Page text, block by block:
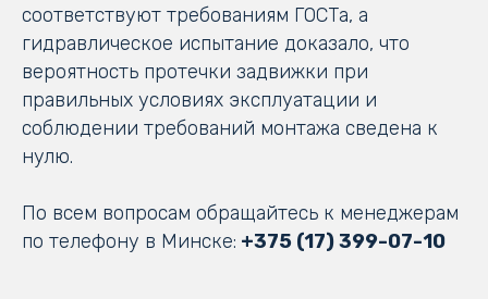
соответствуют требованиям ГОСТа, а
гидравлическое испытание доказало, что
вероятность протечки задвижки при
правильных условиях эксплуатации и
соблюдении требований монтажа сведена к
нулю.
По всем вопросам обращайтесь к менеджерам
по телефону в Минске: +375 (17) 399-07-10